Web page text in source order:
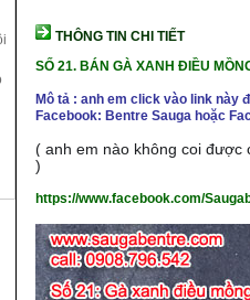
THÔNG TIN CHI TIẾT
SỐ 21. BÁN GÀ XANH ĐIỀU
Mô tả : anh em click vào link này
Facebook: Bentre Sauga hoặc
( anh em nào không coi được
)
https://www.facebook.com/